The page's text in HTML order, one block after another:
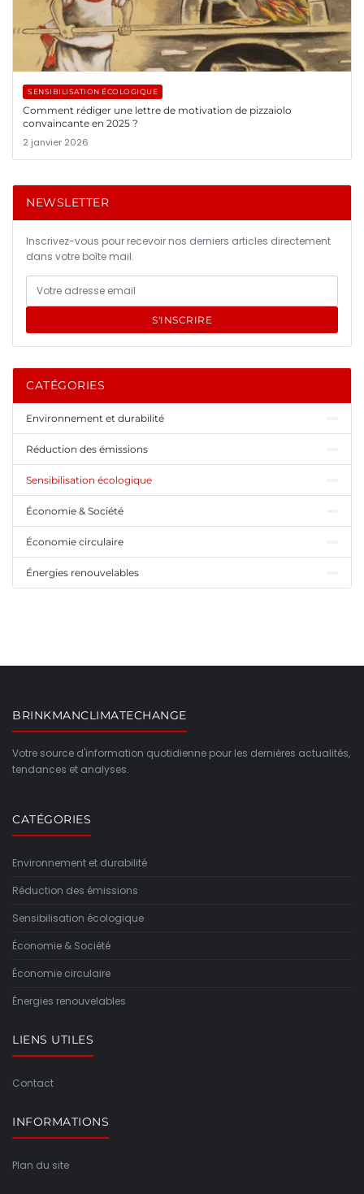
SENSIBILISATION ÉCOLOGIQUE
Comment rédiger une lettre de motivation de pizzaiolo
convaincante en 2025 ?
2 janvier 2026
NEWSLETTER
Inscrivez-vous pour recevoir nos derniers articles directement
dans votre boîte mail.
S'INSCRIRE
CATÉGORIES
Environnement et durabilité
Réduction des émissions
Sensibilisation écologique
Économie & Société
Économie circulaire
Énergies renouvelables
BRINKMANCLIMATECHANGE
Votre source d'information quotidienne pour les dernières actualités,
tendances et analyses.
CATÉGORIES
Environnement et durabilité
Réduction des émissions
Sensibilisation écologique
Économie & Société
Économie circulaire
Énergies renouvelables
LIENS UTILES
Contact
INFORMATIONS
Plan du site